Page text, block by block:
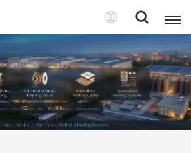
Polski
English
français